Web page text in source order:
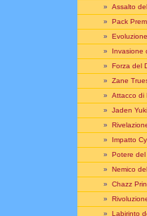
» Assalto
» Pack
»
» Invasione
» Forza del
» Zane
» Attacco di
» Jaden
»
» Impatto
» Potere del
» Nemico
» Chazz
»
» Labirinto